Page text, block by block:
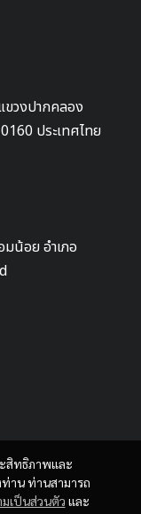
สิทธิภาพและ
าน ท่านสามารถ
เป็นส่วนตัว และ
วงปากคลอง
ประเทศไทย
น้อย อำเภอ